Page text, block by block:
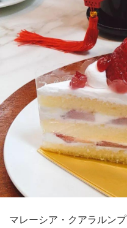
マレーシア・クアラルン